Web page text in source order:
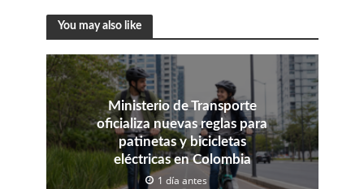
You may also like
Ministerio de Transporte
oficializa nuevas reglas para
patinetas y bicicletas
eléctricas en Colombia
1 día antes